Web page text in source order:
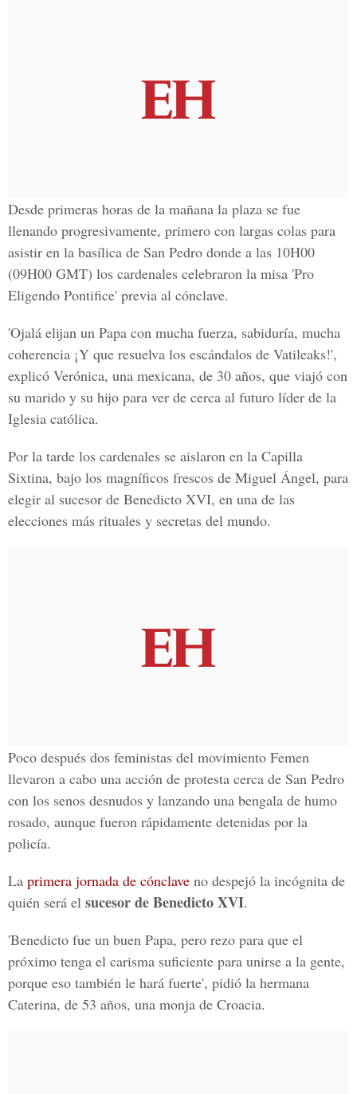
Desde primeras horas de la mañana la plaza se fue
llenando progresivamente, primero con largas colas para
asistir en la basílica de San Pedro donde a las 10H00
(09H00 GMT) los cardenales celebraron la misa 'Pro
Eligendo Pontifice' previa al cónclave.
'Ojalá elijan un Papa con mucha fuerza, sabiduría, mucha
coherencia ¡Y que resuelva los escándalos de Vatileaks!',
explicó Verónica, una mexicana, de 30 años, que viajó con
su marido y su hijo para ver de cerca al futuro líder de la
Iglesia católica.
Por la tarde los cardenales se aislaron en la Capilla
Sixtina, bajo los magníficos frescos de Miguel Ángel, para
elegir al sucesor de Benedicto XVI, en una de las
elecciones más rituales y secretas del mundo.
Poco después dos feministas del movimiento Femen
llevaron a cabo una acción de protesta cerca de San Pedro
con los senos desnudos y lanzando una bengala de humo
rosado, aunque fueron rápidamente detenidas por la
policía.
La primera jornada de cónclave no despejó la incógnita de
quién será el sucesor de Benedicto XVI.
'Benedicto fue un buen Papa, pero rezo para que el
próximo tenga el carisma suficiente para unirse a la gente,
porque eso también le hará fuerte', pidió la hermana
Caterina, de 53 años, una monja de Croacia.